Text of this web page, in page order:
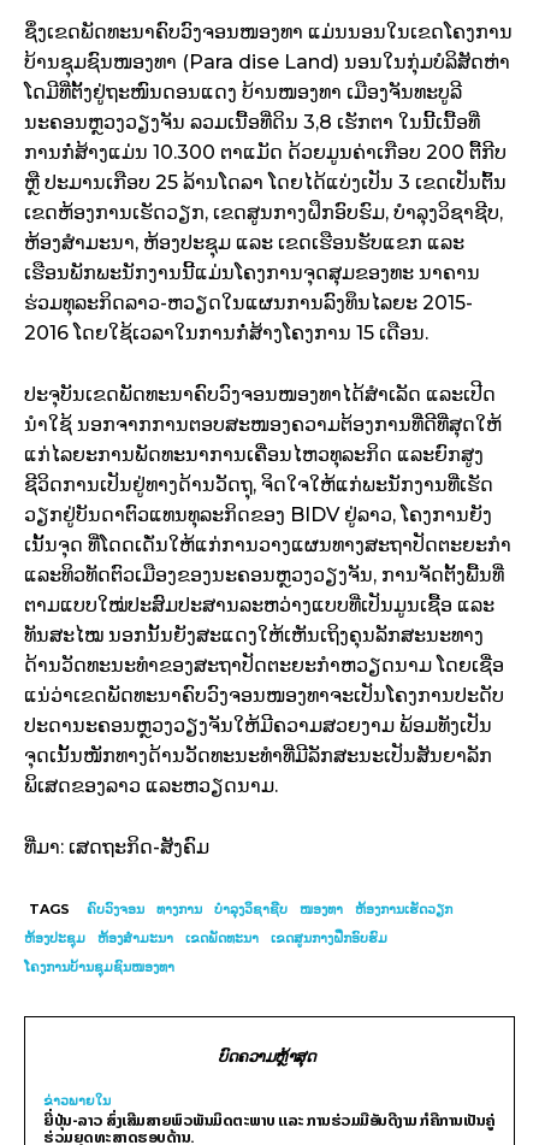
ຊຶ່ງເຂດພັດທະນາຄົບວົງຈອນໜອງທາ ແມ່ນນອນໃນເຂດໂຄງການ
ບ້ານຊຸມຊົນໜອງທາ (Para dise Land) ນອນໃນກຸ່ມບໍລິສັດຫ່າ
ໂດມີທີ່ຕັ້ງຢູ່ຖະໜົນດອນແດງ ບ້ານໜອງທາ ເມືອງຈັນທະບູລີ
ນະຄອນຫຼວງວຽງຈັນ ລວມເນື້ອທີ່ດິນ 3,8 ເຮັກຕາ ໃນນີ້ເນື້ອທີ່
ການກໍ່ສ້າງແມ່ນ 10.300 ຕາແມັດ ດ້ວຍມູນຄ່າເກືອບ 200 ຕື້ກີບ
ຫຼື ປະມານເກືອບ 25 ລ້ານໂດລາ ໂດຍໄດ້ແບ່ງເປັນ 3 ເຂດເປັນຕົ້ນ
ເຂດຫ້ອງການເຮັດວຽກ, ເຂດສູນກາງຝຶກອົບຮົມ, ບຳລຸງວິຊາຊີບ,
ຫ້ອງສຳມະນາ, ຫ້ອງປະຊຸມ ແລະ ເຂດເຮືອນຮັບແຂກ ແລະ
ເຮືອນພັກພະນັກງານນີ້ແມ່ນໂຄງການຈຸດສຸມຂອງທະ ນາຄານ
ຮ່ວມທຸລະກິດລາວ-ຫວຽດໃນແຜນການລົງທຶນໄລຍະ 2015-
2016 ໂດຍໃຊ້ເວລາໃນການກໍ່ສ້າງໂຄງການ 15 ເດືອນ.
ປະຈຸບັນເຂດພັດທະນາຄົບວົງຈອນໜອງທາໄດ້ສຳເລັດ ແລະເປີດ
ນຳໃຊ້ ນອກຈາກການຕອບສະໜອງຄວາມຕ້ອງການທີ່ດີທີ່ສຸດໃຫ້
ແກ່ໄລຍະການພັດທະນາການເຄື່ອນໄຫວທຸລະກິດ ແລະຍົກສູງ
ຊີວິດການເປັນຢູ່ທາງດ້ານວັດຖຸ, ຈິດໃຈໃຫ້ແກ່ພະນັກງານທີ່ເຮັດ
ວຽກຢູ່ບັນດາຕົວແທນທຸລະກິດຂອງ BIDV ຢູ່ລາວ, ໂຄງການຍັງ
ເນັ້ນຈຸດ ທີ່ໂດດເດັ່ນໃຫ້ແກ່ການວາງແຜນທາງສະຖາປັດຕະຍະກຳ
ແລະທິວທັດຕົວເມືອງຂອງນະຄອນຫຼວງວຽງຈັນ, ການຈັດຕັ້ງພື້ນທີ່
ຕາມແບບໃໝ່ປະສົມປະສານລະຫວ່າງແບບທີ່ເປັນມູນເຊື້ອ ແລະ
ທັນສະໄໝ ນອກນັ້ນຍັງສະແດງໃຫ້ເຫັນເຖິງຄຸນລັກສະນະທາງ
ດ້ານວັດທະນະທຳຂອງສະຖາປັດຕະຍະກຳຫວຽດນາມ ໂດຍເຊື່ອ
ແນ່ວ່າເຂດພັດທະນາຄົບວົງຈອນໜອງທາຈະເປັນໂຄງການປະດັບ
ປະດານະຄອນຫຼວງວຽງຈັນໃຫ້ມີຄວາມສວຍງາມ ພ້ອມທັງເປັນ
ຈຸດເນັ້ນໜັກທາງດ້ານວັດທະນະທຳທີ່ມີລັກສະນະເປັນສັນຍາລັກ
ພິເສດຂອງລາວ ແລະຫວຽດນາມ.
ທີ່ມາ: ເສດຖະກິດ-ສັງຄົມ
TAGS ຄົບວົງຈອນ ທາງການ ບຳລຸງວິຊາຊີບ ໜອງ​ທາ
ຫ້ອງການເຮັດວຽກ
ຫ້ອງປະຊຸມ
ຫ້ອງສຳມະນາ ເຂດພັດທະນາ
ເຂດສູນກາງຝຶກອົບຮົມ
ໂຄງການບ້ານຊຸມຊົນໜອງທາ
ບົດຄວາມຫຼ້າສຸດ
ຂ່າວພາຍ​ໃນ
ຍີ່ປຸ່ນ-ລາວ ສົ່ງເສີມສາຍພົວພັນມິດຕະພາບ ແລະ ການຮ່ວມມືອັນດີງາມ ກໍຄືການເປັນຄູ່
ຮ່ວມຍຸດທະສາດຮອບດ້ານ.